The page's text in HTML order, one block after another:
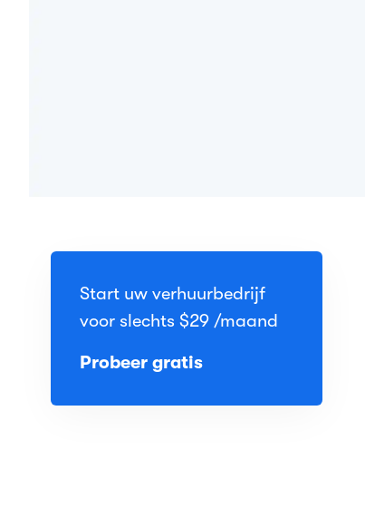
Start uw verhuurbedrijf
voor slechts $29 /maand
Probeer gratis